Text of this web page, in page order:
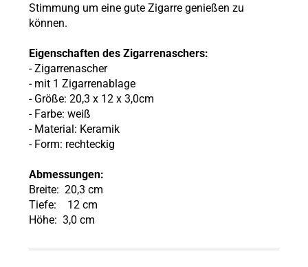
Stimmung um eine gute Zigarre genießen zu
können.
Eigenschaften des Zigarrenaschers:
- Zigarrenascher
- mit 1 Zigarrenablage
- Größe: 20,3 x 12 x 3,0cm
- Farbe: weiß
- Material: Keramik
- Form: rechteckig
Abmessungen:
Breite: 20,3 cm
Tiefe: 12 cm
Höhe: 3,0 cm